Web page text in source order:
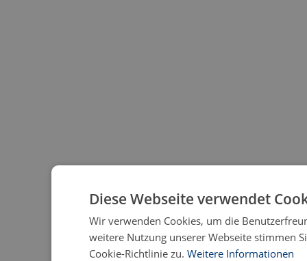
Diese Webseite verwendet
Wir verwenden Cookies, um die
weitere Nutzung unserer Webseite stimmen
Cookie-Richtlinie zu. Weitere Informationen